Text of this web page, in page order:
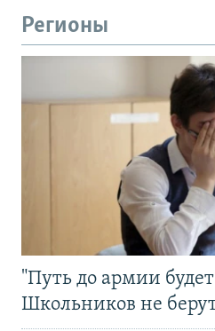
Регионы
"Путь до армии
Школьников не